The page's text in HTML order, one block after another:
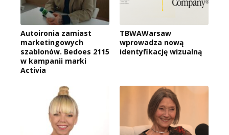
Autoironia zamiast
marketingowych
szablonów. Bedoes 2115
w kampanii marki
Activia
TBWAWarsaw
wprowadza nową
identyfikację wizualną